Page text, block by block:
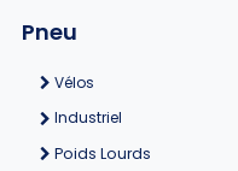
Pneu
Vélos
Poids